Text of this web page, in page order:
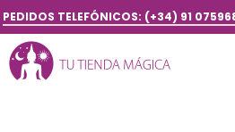
PEDIDOS TELEFÓNICOS: (+34) 91